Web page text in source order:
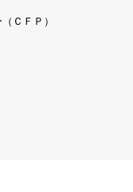
ＣＦＰ）